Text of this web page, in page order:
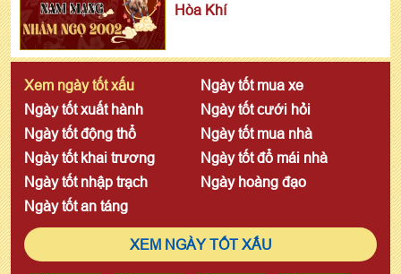
Hòa Khí
Xem ngày tốt xấu
Ngày tốt mua xe
Ngày tốt xuất hành
Ngày tốt cưới hỏi
Ngày tốt động thổ
Ngày tốt mua nhà
Ngày tốt khai trương
Ngày tốt đổ mái nhà
Ngày tốt nhập trạch
Ngày hoàng đạo
Ngày tốt an táng
XEM NGÀY TỐT XẤU